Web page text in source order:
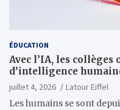
ÉDUCATION
Avec l’IA, les
d’intelligence
juillet 4, 2026
Latour Eiffel
Les humains se sont